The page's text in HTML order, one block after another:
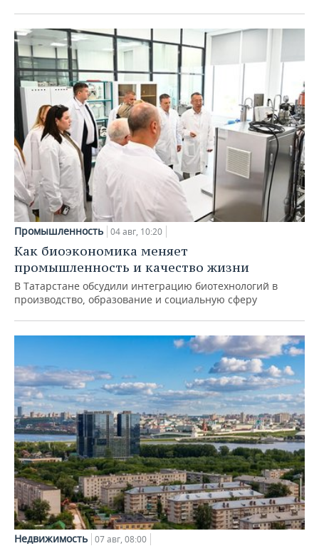
Промышленность 04 авг, 10:20
Как биоэкономика меняет
промышленность и качество жизни
В Татарстане обсудили интеграцию биотехнологий в
производство, образование и социальную сферу
Недвижимость 07 авг, 08:00